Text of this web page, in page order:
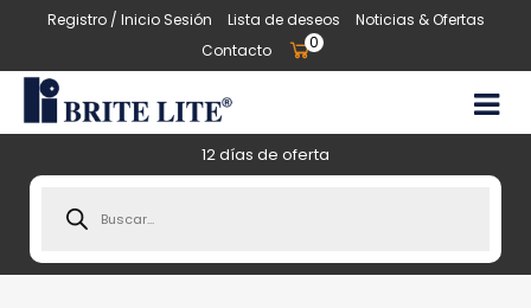
Registro / Inicio Sesión Lista de deseos
Noticias & Ofertas
Contacto
0
12 días de oferta
search